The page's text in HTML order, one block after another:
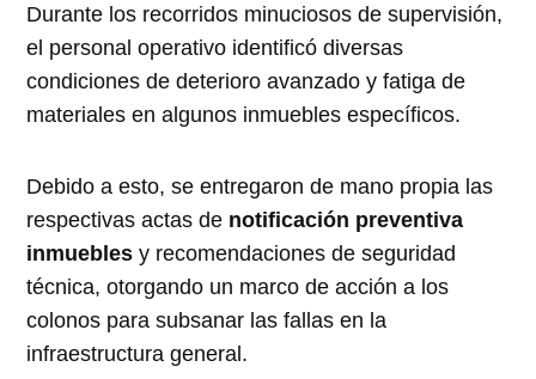
Durante los recorridos minuciosos de supervisión,
el personal operativo identificó diversas
condiciones de deterioro avanzado y fatiga de
materiales en algunos inmuebles específicos.
Debido a esto, se entregaron de mano propia las
respectivas actas de notificación preventiva
inmuebles y recomendaciones de seguridad
técnica, otorgando un marco de acción a los
colonos para subsanar las fallas en la
infraestructura general.